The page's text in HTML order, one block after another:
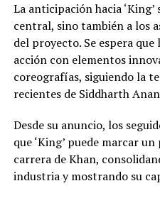
La anticipación hacia
central, sino también a los
del proyecto. Se espera
acción con elementos
coreografías, siguiendo la
recientes de Siddharth
Desde su anuncio, los
que ‘King’ puede marcar
carrera de Khan,
industria y mostrando su